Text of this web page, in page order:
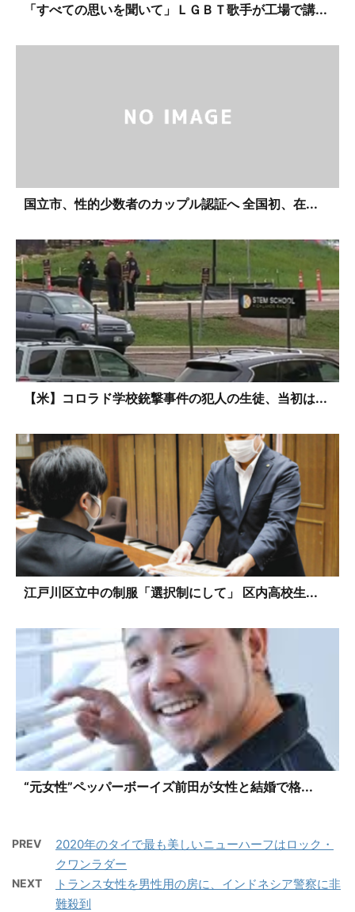
「すべての思いを聞いて」ＬＧＢＴ歌手が工場で講...
国立市、性的少数者のカップル認証へ 全国初、在...
【米】コロラド学校銃撃事件の犯人の生徒、当初は...
江戸川区立中の制服「選択制にして」 区内高校生...
“元女性”ペッパーボーイズ前田が女性と結婚で格...
PREV
2020年のタイで最も美しいニューハーフはロック・
クワンラダー
NEXT
トランス女性を男性用の房に、インドネシア警察に非
難殺到